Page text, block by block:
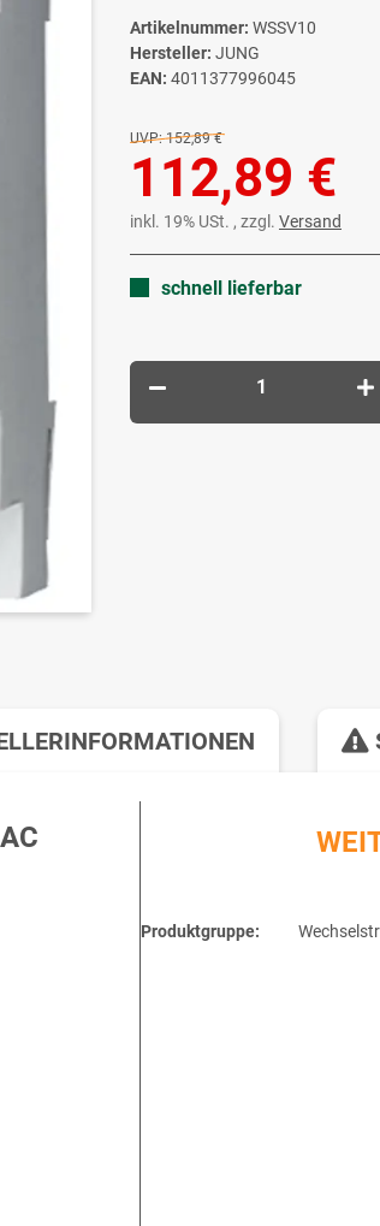
Artikelnummer: WSSV10
Hersteller: JUNG
EAN: 4011377996045
UVP: 152,89 €
112,89 €
inkl. 19% USt. , zzgl. Versand
schnell lieferbar
Produktgruppe: